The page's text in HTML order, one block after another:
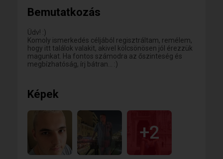
Bemutatkozás
Üdv! :)
Komoly ismerkedés céljából regisztráltam, remélem,
hogy itt találok valakit, akivel kölcsönösen jól érezzük
magunkat. Ha fontos számodra az őszinteség és
megbízhatóság, írj bátran... :)
Képek
+2